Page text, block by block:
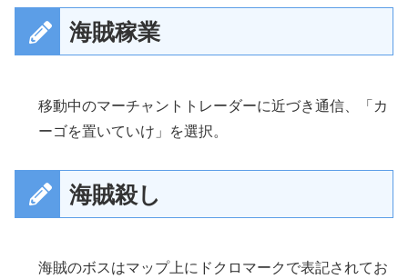
海賊稼業
移動中のマーチャントトレーダーに近づき通信、「カ
ーゴを置いていけ」を選択。
海賊殺し
海賊のボスはマップ上にドクロマークで表記されてお